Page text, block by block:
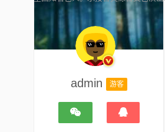
admin 游客